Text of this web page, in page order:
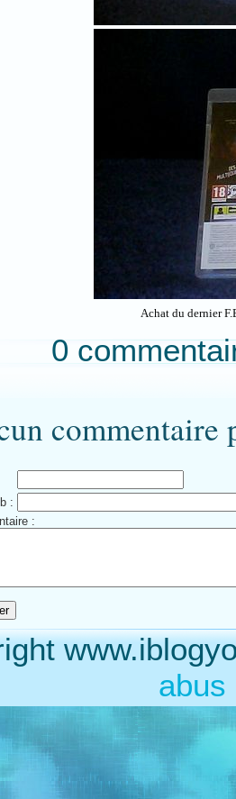
Achat du dernier
0
commentaire
:
:
abus